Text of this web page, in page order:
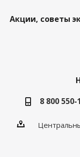
Акции, советы
8 800 550-